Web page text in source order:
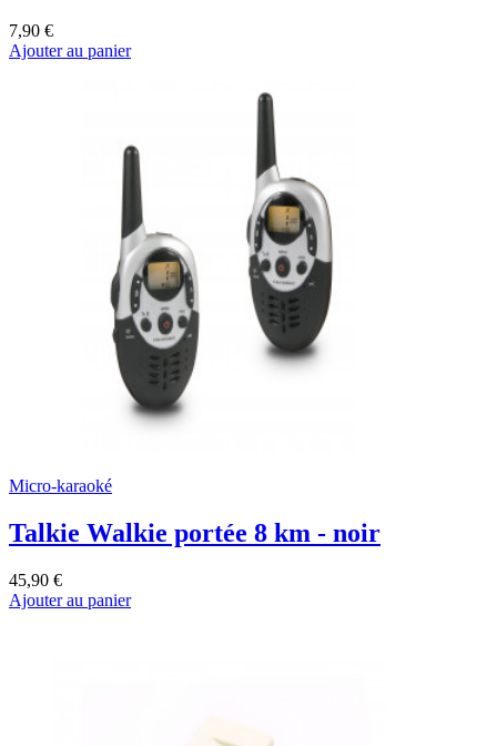
7,90 €
Ajouter au panier
Micro-karaoké
Talkie Walkie portée 8 km - noir
45,90 €
Ajouter au panier